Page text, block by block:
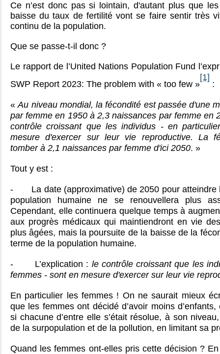
Ce n’est donc pas si lointain, d'autant plus que
baisse du taux de fertilité vont se faire sentir très
continu de la population.
Que se passe-t-il donc ?
Le rapport de l’United Nations Population Fund
SWP Report 2023: The problem with « too few »
[1]
:
«Au niveau mondial, la fécondité est passée d'une
par femme en 1950 à 2,3 naissances par femme en
contrôle croissant que les individus - en
mesure d'exercer sur leur vie reproductive. La
tomber à 2,1 naissances par femme d'ici 2050. »
Tout y est :
- La date (approximative) de 2050 pour atteindre
population humaine ne se renouvellera plus
Cependant, elle continuera quelque temps à
aux progrès médicaux qui maintiendront en vie
plus âgées, mais la poursuite de la baisse de la
terme de la population humaine.
- L’explication : le contrôle croissant que les
femmes - sont en mesure d'exercer sur leur vie
En particulier les femmes ! On ne saurait mieux
que les femmes ont décidé d’avoir moins
si chacune d’entre elle s’était résolue, à son
de la surpopulation et de la pollution, en limitant sa
Quand les femmes ont-elles pris cette décision ?